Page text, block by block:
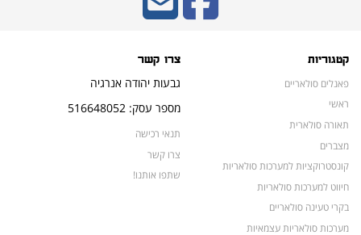
קטגוריות
פאנלים סולאריים
ראשי
תאורה סולארית
מצברים
קונסטרוקציות למערכות סולאריות
חיווט למערכות סולאריות
בקרי טעינה סולאריים
מערכות סולאריות עצמאיות
צרו קשר
גבעות יהודה אנרגיה
מספר עסק: 516648052
תנאי רכישה
צרו קשר
שתפו אותנו!